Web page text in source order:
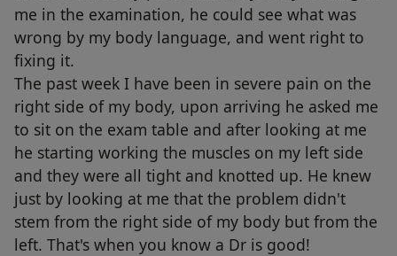
me in the examination, he could see what was
wrong by my body language, and went right to
fixing it.
The past week I have been in severe pain on the
right side of my body, upon arriving he asked me
to sit on the exam table and after looking at me
he starting working the muscles on my left side
and they were all tight and knotted up. He knew
just by looking at me that the problem didn't
stem from the right side of my body but from the
left. That's when you know a Dr is good!